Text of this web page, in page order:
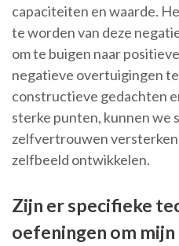
capaciteiten en waarde.
te worden van deze
om te buigen naar
negatieve overtuigingen
constructieve gedachten
sterke punten, kunnen we
zelfvertrouwen
zelfbeeld ontwikkelen.
Zijn er specifieke
oefeningen om